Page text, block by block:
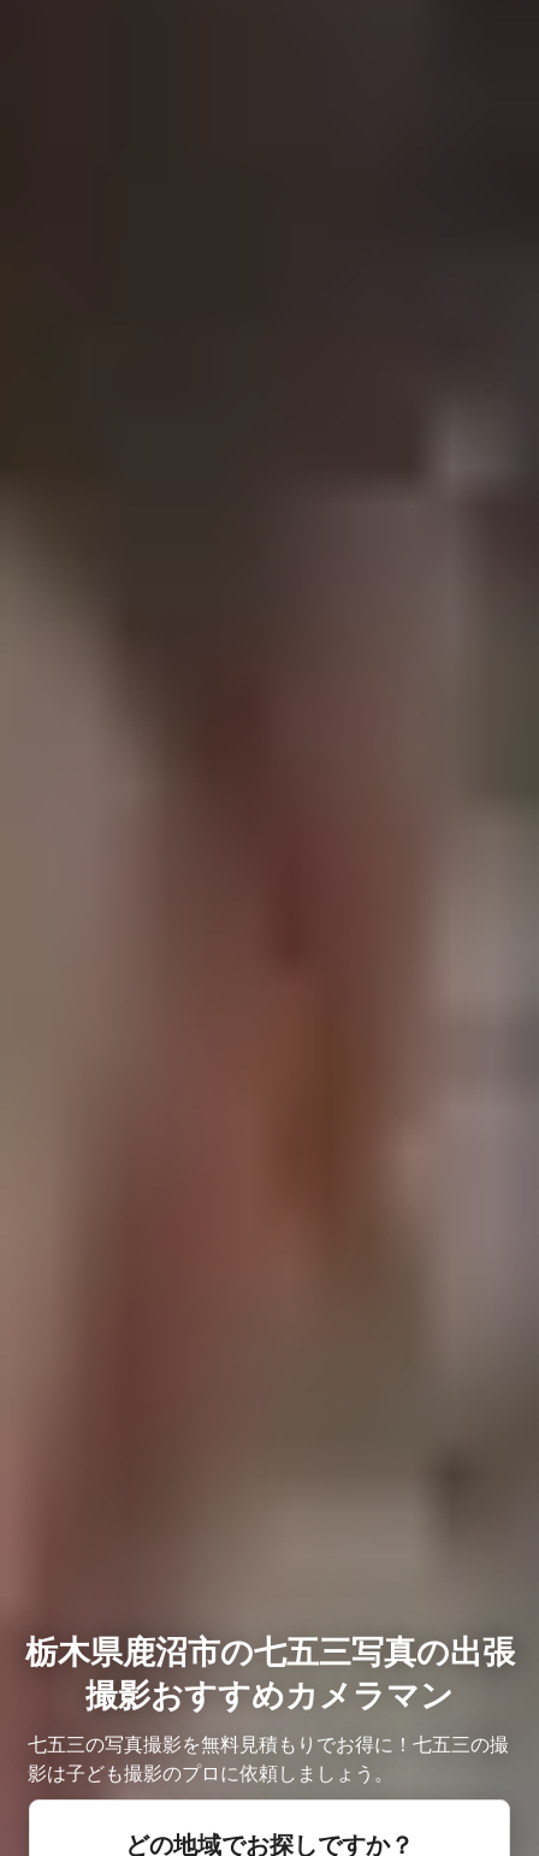
栃木県鹿沼市の七五三写真の出張
撮影おすすめカメラマン
七五三の写真撮影を無料見積もりでお得に！七五三の撮
影は子ども撮影のプロに依頼しましょう。
どの地域でお探しですか？